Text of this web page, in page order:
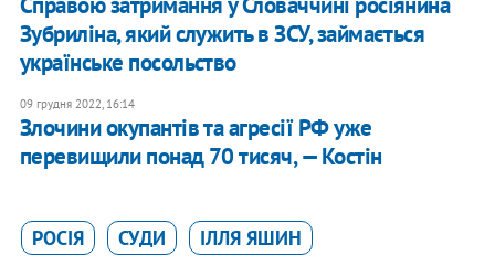
Зубриліна, який служить в ЗСУ, займається
українське посольство
09 грудня 2022, 16:14
Злочини окупантів та агресії РФ уже
перевищили понад 70 тисяч, — Костін
РОСІЯ СУДИ
ІЛЛЯ ЯШИН